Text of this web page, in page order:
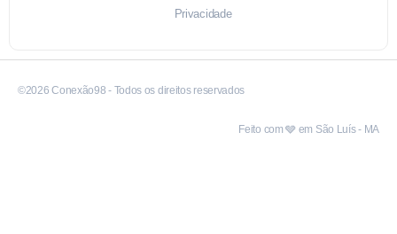
Privacidade
©2026 Conexão98 - Todos os direitos reservados
Feito com 🩶 em São Luís - MA